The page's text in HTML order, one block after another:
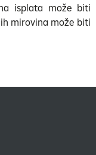
isplata može biti
mirovina može biti